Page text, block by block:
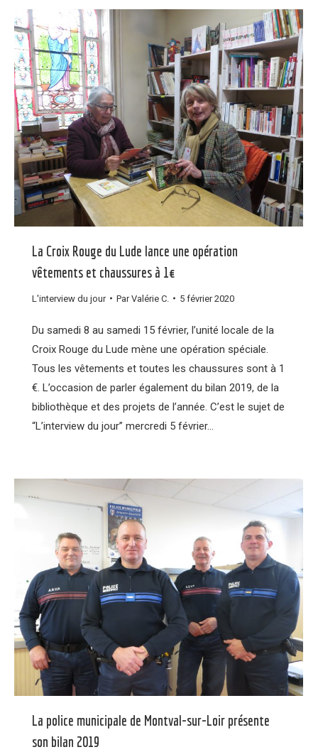
La Croix Rouge du Lude lance une opération
vêtements et chaussures à 1€
L'interview du jour ParValérie C. 5 février 2020
Du samedi 8 au samedi 15 février, l’unité locale de la
Croix Rouge du Lude mène une opération spéciale.
Tous les vêtements et toutes les chaussures sont à 1
€. L’occasion de parler également du bilan 2019, de la
bibliothèque et des projets de l’année. C’est le sujet de
“L’interview du jour” mercredi 5 février…
La police municipale de Montval-sur-Loir présente
son bilan 2019